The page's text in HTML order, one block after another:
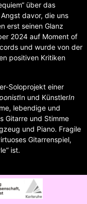
über das
davor, die uns
erst seinen Glanz
2024 auf Moment of
und wurde von der
positiven Kritiken
Soloprojekt einer
In und KünstlerIn
lebendige und
Gitarre und Stimme
und Piano. Fragile
Gitarrenspiel,
ist.